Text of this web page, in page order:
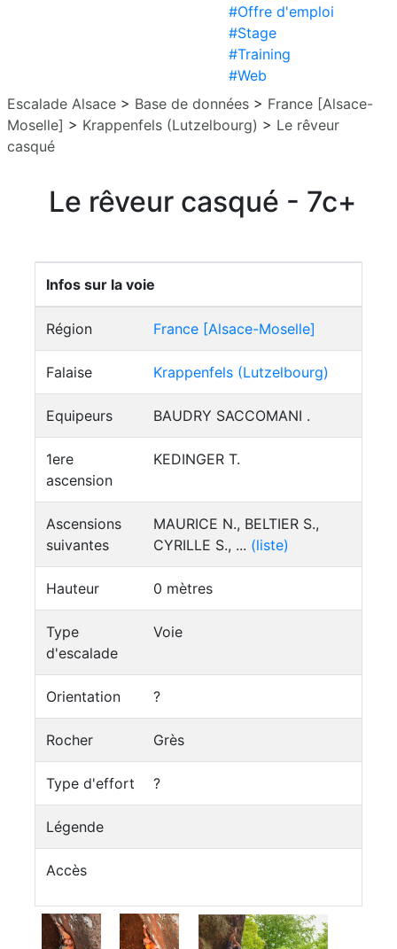
#Offre d'emploi
#Stage
#Training
#Web
Escalade Alsace > Base de données > France [Alsace-
Moselle] > Krappenfels (Lutzelbourg) > Le rêveur
casqué
Le rêveur casqué - 7c+
Infos sur la voie
Région France [Alsace-Moselle]
Falaise Krappenfels (Lutzelbourg)
Equipeurs BAUDRY SACCOMANI .
1ere
ascension
KEDINGER T.
Ascensions
suivantes
MAURICE N., BELTIER S.,
CYRILLE S., ... (liste)
Hauteur 0 mètres
Type
d'escalade
Voie
Orientation ?
Rocher Grès
Type d'effort ?
Légende
Accès